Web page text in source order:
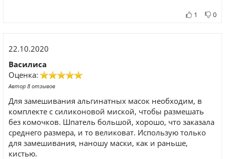
1 0
22.10.2020
Василиса
Оценка:
Автор 8 отзывов
Для замешивания альгинатных масок необходим, в
комплекте с силиконовой миской, чтобы размешать
без комочков. Шпатель большой, хорошо, что заказала
среднего размера, и то великоват. Использую только
для замешивания, наношу маски, как и раньше,
кистью.